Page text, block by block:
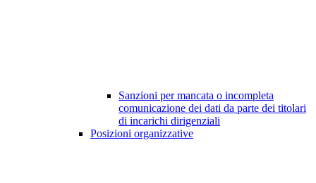
Sanzioni per mancata o incompleta
comunicazione dei dati da parte dei titolari
di incarichi dirigenziali
Posizioni organizzative